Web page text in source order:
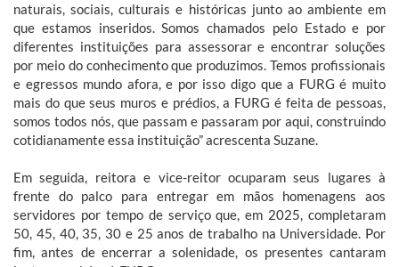
naturais, sociais, culturais e históricas junto ao ambiente em
que estamos inseridos. Somos chamados pelo Estado e por
diferentes instituições para assessorar e encontrar soluções
por meio do conhecimento que produzimos. Temos profissionais
e egressos mundo afora, e por isso digo que a FURG é muito
mais do que seus muros e prédios, a FURG é feita de pessoas,
somos todos nós, que passam e passaram por aqui, construindo
cotidianamente essa instituição” acrescenta Suzane.
Em seguida, reitora e vice-reitor ocuparam seus lugares à
frente do palco para entregar em mãos homenagens aos
servidores por tempo de serviço que, em 2025, completaram
50, 45, 40, 35, 30 e 25 anos de trabalho na Universidade. Por
fim, antes de encerrar a solenidade, os presentes cantaram